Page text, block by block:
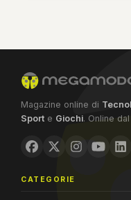
Magazine online di
Sport e Giochi. Online
CATEGORIE